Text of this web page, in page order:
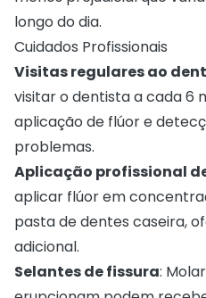
longo do dia.
Cuidados Profissionais
Visitas regulares ao
visitar o dentista a cada 6
aplicação de flúor e
problemas.
Aplicação profissional
aplicar flúor em
pasta de dentes caseira,
adicional.
Selantes de fissura: